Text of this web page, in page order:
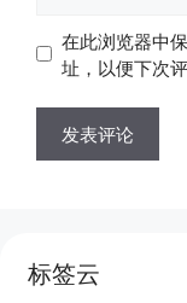
址
址
在此浏览器中
址，以便下次评
标签云